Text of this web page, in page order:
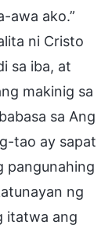
awa ako.”
ni Cristo
sa iba, at
makinig sa
sa Ang
tao ay sapat
pangunahing
ng
itatwa ang